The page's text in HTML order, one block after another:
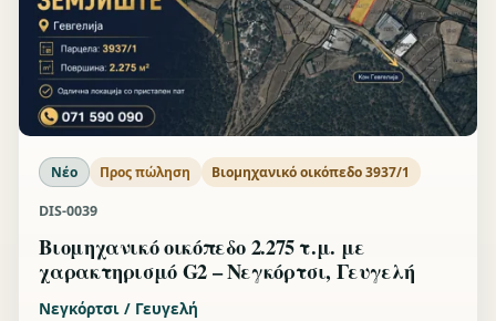
Νέο Προς πώληση Βιομηχανικό οικόπεδο 3937/1
DIS-0039
Βιομηχανικό οικόπεδο 2.275 τ.μ. με
χαρακτηρισμό G2 – Νεγκόρτσι, Γευγελή
Νεγκόρτσι / Γευγελή